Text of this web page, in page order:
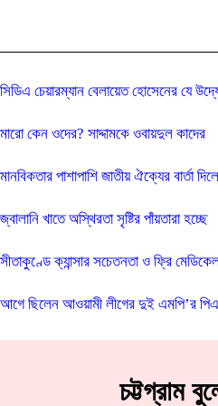
সিডিএ চেয়ারম্যান বেলায়েত হোসেনের যে
মারো কেন ওদের? সাদ্দামকে ওবায়দুল কাদের
মানবিকতার পাশাপাশি জাতীয় ঐক্যের বার্তা
জ্বালানি খাতে অস্থিরতা সৃষ্টির পাঁয়তারা হচ্ছে
সীতাকুণ্ডে ক্যান্সার সচেতনতা ও ফ্রি
আগে ছিলেন আওয়ামী লীগের দুই এমপি’র
চট্টগ্রাম